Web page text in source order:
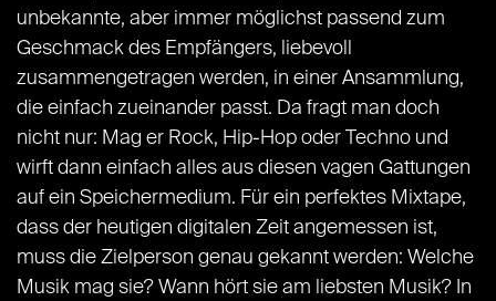
unbekannte, aber immer möglichst passend zum
Geschmack des Empfängers, liebevoll
zusammengetragen werden, in einer Ansammlung,
die einfach zueinander passt. Da fragt man doch
nicht nur: Mag er Rock, Hip-Hop oder Techno und
wirft dann einfach alles aus diesen vagen Gattungen
auf ein Speichermedium. Für ein perfektes Mixtape,
dass der heutigen digitalen Zeit angemessen ist,
muss die Zielperson genau gekannt werden: Welche
Musik mag sie? Wann hört sie am liebsten Musik? In